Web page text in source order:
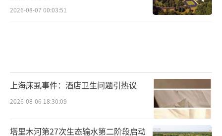
2026-08-07 00:03:51
上海床虱事件：酒店卫生问题引热议
2026-08-06 18:30:09
塔里木河第27次生态输水第二阶段启动